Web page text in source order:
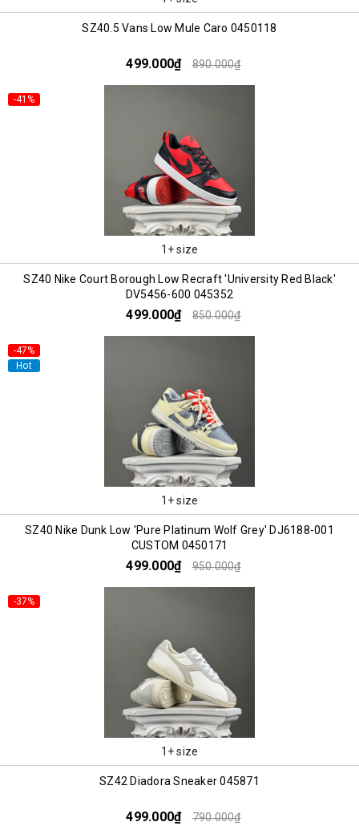
SZ40.5 Vans Low Mule Caro 0450118
499.000₫ 890.000₫
-41%
1+ size
SZ40 Nike Court Borough Low Recraft 'University Red Black'
DV5456-600 045352
499.000₫ 850.000₫
-47%
Hot
1+ size
SZ40 Nike Dunk Low 'Pure Platinum Wolf Grey' DJ6188-001
CUSTOM 0450171
499.000₫ 950.000₫
-37%
1+ size
SZ42 Diadora Sneaker 045871
499.000₫ 790.000₫